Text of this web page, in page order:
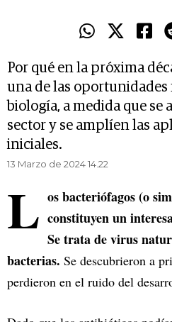
Por qué en la próxima
una de las oportunidades
biología, a medida que se
sector y se amplíen las
iniciales.
13 Marzo de 2024 14.22
L os bacteriófagos (o
constituyen un
Se trata de virus
bacterias. Se descubrieron a
perdieron en el ruido del